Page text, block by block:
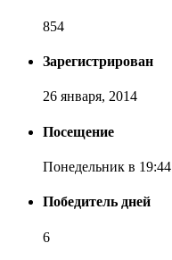
854
Зарегистрирован
26 января, 2014
Посещение
Понедельник в 19:44
Победитель дней
6